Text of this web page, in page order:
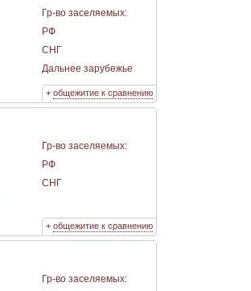
Гр-во заселяемых:
РФ
СНГ
Дальнее зарубежье
+ общежитие к сравнению
Гр-во заселяемых:
РФ
СНГ
+ общежитие к сравнению
Гр-во заселяемых: